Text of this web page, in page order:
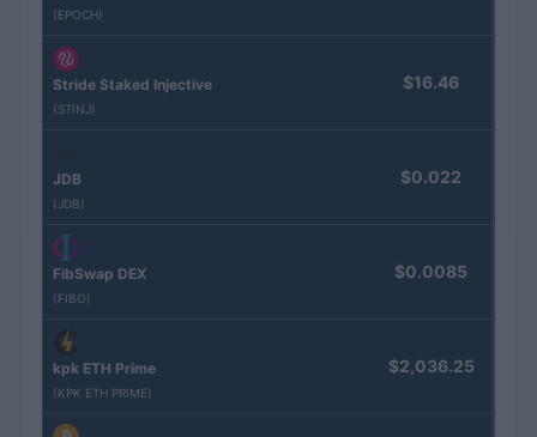
(EPOCH)
Stride Staked Injective
(STINJ)
$16.46
JDB
(JDB)
$0.022
FibSwap DEX
(FIBO)
$0.0085
kpk ETH Prime
(KPK ETH PRIME)
$2,036.25